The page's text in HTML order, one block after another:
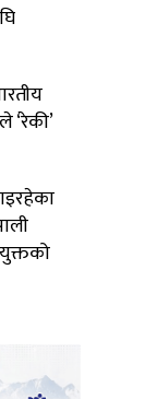
‘रेकी’